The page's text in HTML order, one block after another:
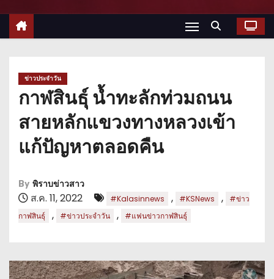
ข่าวประจำวัน
กาฬสินธุ์ น้ำทะลักท่วมถนน
สายหลักแขวงทางหลวงเข้า
แก้ปัญหาตลอดคืน
By พิราบข่าวสาว
ส.ค. 11, 2022 #Kalasinnews , #KSNews ,
#ข่าว
กาฬสินธุ์
, #ข่าวประจำวัน , #แฟนข่าวกาฬสินธุ์